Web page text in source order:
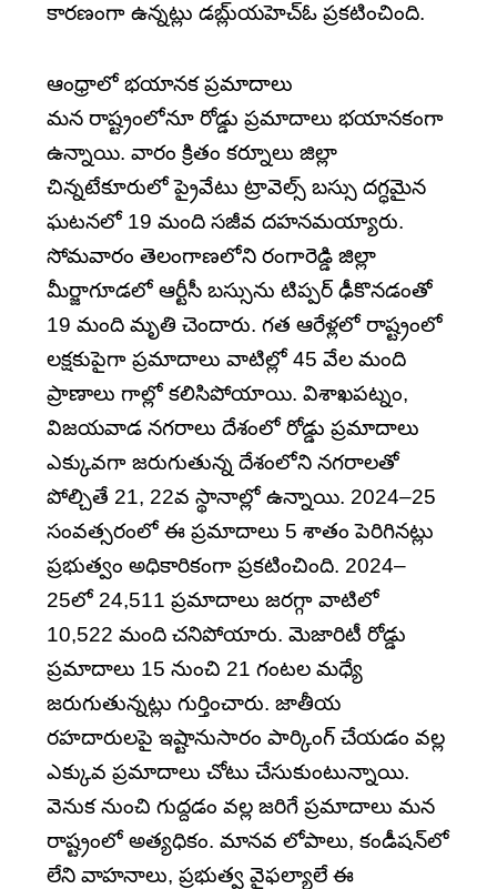
కారణంగా ఉన్నట్లు డబ్లు్యహెచ్‌ఓ ప్రకటించింది.
ఆంధ్రాలో భయానక ప్రమాదాలు
మన రాష్ట్రంలోనూ రోడ్డు ప్రమాదాలు భయానకంగా
ఉన్నాయి. వారం క్రితం కర్నూలు జిల్లా
చిన్నటేకూరులో ప్రైవేటు ట్రావెల్స్‌ బస్సు దగ్ధమైన
ఘటనలో 19 మంది సజీవ దహనమయ్యారు.
సోమవారం తెలంగాణలోని రంగారెడ్డి జిల్లా
మీర్జాగూడలో ఆర్టీసీ బస్సును టిప్పర్‌ ఢీకొనడంతో
19 మంది మృతి చెందారు. గత ఆరేళ్లలో రాష్ట్రంలో
లక్షకుపైగా ప్రమాదాలు వాటిల్లో 45 వేల మంది
ప్రాణాలు గాల్లో కలిసిపోయాయి. విశాఖపట్నం,
విజయవాడ నగరాలు దేశంలో రోడ్డు ప్రమాదాలు
ఎక్కువగా జరుగుతున్న దేశంలోని నగరాలతో
పోల్చితే 21, 22వ స్థానాల్లో ఉన్నాయి. 2024–25
సంవత్సరంలో ఈ ప్రమాదాలు 5 శాతం పెరిగినట్లు
ప్రభుత్వం అధికారికంగా ప్రకటించింది. 2024–
25లో 24,511 ప్రమాదాలు జరగ్గా వాటిలో
10,522 మంది చనిపోయారు. మెజారిటీ రోడ్డు
ప్రమాదాలు 15 నుంచి 21 గంటల మధ్యే
జరుగుతున్నట్లు గుర్తించారు. జాతీయ
రహదారులపై ఇష్టానుసారం పార్కింగ్‌ చేయడం వల్ల
ఎక్కువ ప్రమాదాలు చోటు చేసుకుంటున్నాయి.
వెనుక నుంచి గుద్దడం వల్ల జరిగే ప్రమాదాలు మన
రాష్ట్రంలో అత్యధికం. మానవ లోపాలు, కండీషన్‌లో
లేని వాహనాలు, ప్రభుత్వ వైఫల్యాలే ఈ